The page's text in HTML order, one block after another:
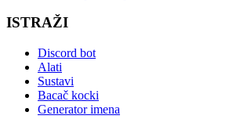
ISTRAŽI
Discord bot
Alati
Sustavi
Bacač kocki
Generator imena